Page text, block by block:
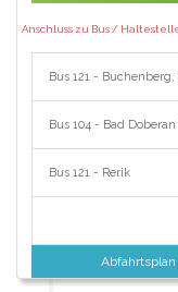
Anschluss zu Bus /
Bus 121 -
Bus 104 - Bad Doberan
Bus 121 - Rerik
Abfahrtsplan